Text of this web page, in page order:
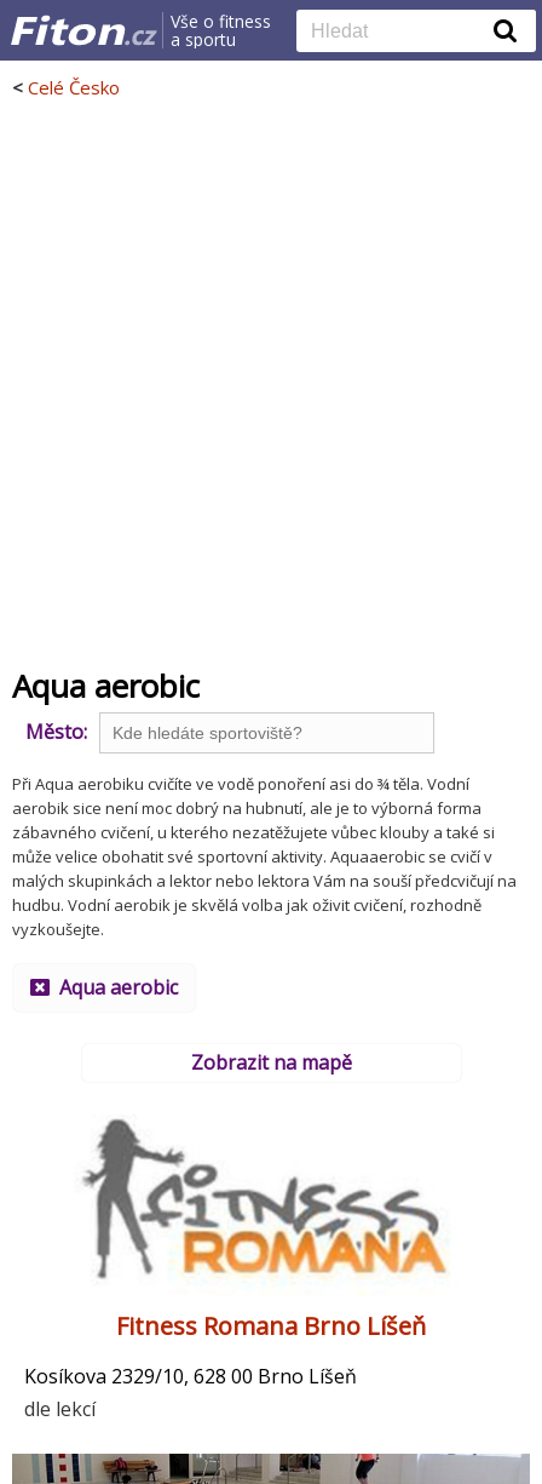
Vše o fitness
a sportu
< Celé Česko
Aqua aerobic
Město:
Při Aqua aerobiku cvičíte ve vodě ponoření asi do ¾ těla. Vodní
aerobik sice není moc dobrý na hubnutí, ale je to výborná forma
zábavného cvičení, u kterého nezatěžujete vůbec klouby a také si
může velice obohatit své sportovní aktivity. Aquaaerobic se cvičí v
malých skupinkách a lektor nebo lektora Vám na souší předcvičují na
hudbu. Vodní aerobik je skvělá volba jak oživit cvičení, rozhodně
vyzkoušejte.
Aqua aerobic
Zobrazit na mapě
Fitness Romana Brno Líšeň
Kosíkova 2329/10, 628 00 Brno Líšeň
dle lekcí